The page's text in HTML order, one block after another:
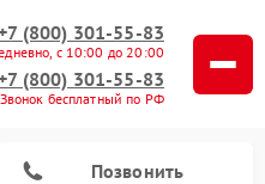
(800) 301-55-83
с 10:00 до 20:00
(800) 301-55-83
Звонок бесплатный по РФ
Позвонить